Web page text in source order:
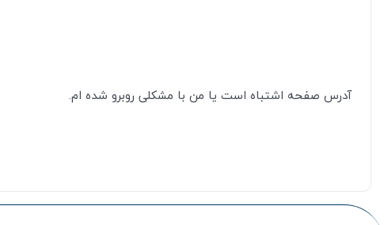
آدرس صفحه اشتباه است یا من با مشکلی روبرو شده ام.